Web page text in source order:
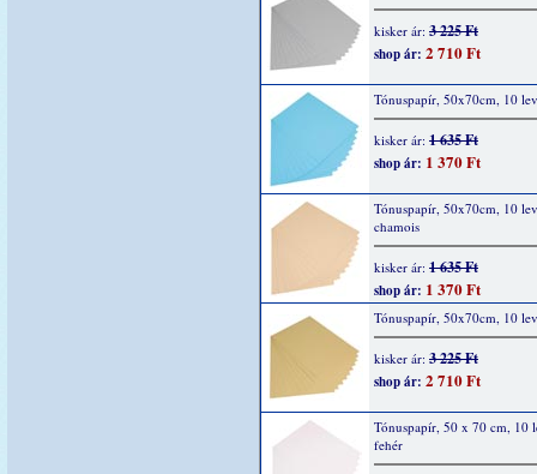
kisker ár: 3 225 Ft
shop ár: 2 710 Ft
Tónuspapír, 50x70cm, 10
kisker ár: 1 635 Ft
shop ár: 1 370 Ft
Tónuspapír, 50x70cm, 10
chamois
kisker ár: 1 635 Ft
shop ár: 1 370 Ft
Tónuspapír, 50x70cm, 10
kisker ár: 3 225 Ft
shop ár: 2 710 Ft
Tónuspapír, 50 x 70 cm, 10
fehér